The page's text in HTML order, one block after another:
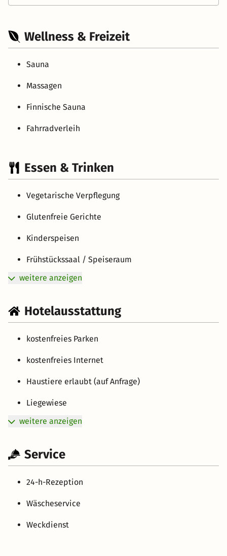
Wellness & Freizeit
Sauna
Massagen
Finnische Sauna
Fahrradverleih
Essen & Trinken
Vegetarische Verpflegung
Glutenfreie Gerichte
Kinderspeisen
Frühstückssaal / Speiseraum
weitere anzeigen
Hotelausstattung
kostenfreies Parken
kostenfreies Internet
Haustiere erlaubt (auf Anfrage)
Liegewiese
weitere anzeigen
Service
24-h-Rezeption
Wäscheservice
Weckdienst